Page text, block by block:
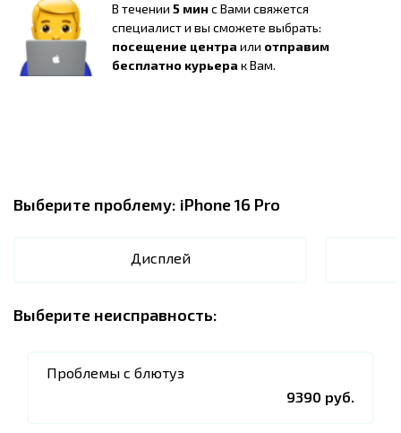
В течении 5 мин с Вами свяжется
специалист и вы сможете выбрать:
посещение центра или отправим
бесплатно курьера к Вам.
Выберите проблему: iPhone 16 Pro
Дисплей
Выберите неисправность:
Проблемы с блютуз
9390 руб.